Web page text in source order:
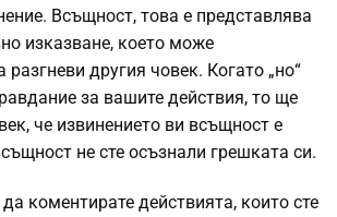
Всъщност, това е представлява
изказване, което може
другия човек. Когато „но“
за вашите действия, то ще
че извинението ви всъщност е
не сте осъзнали грешката си.
коментирате действията, които сте